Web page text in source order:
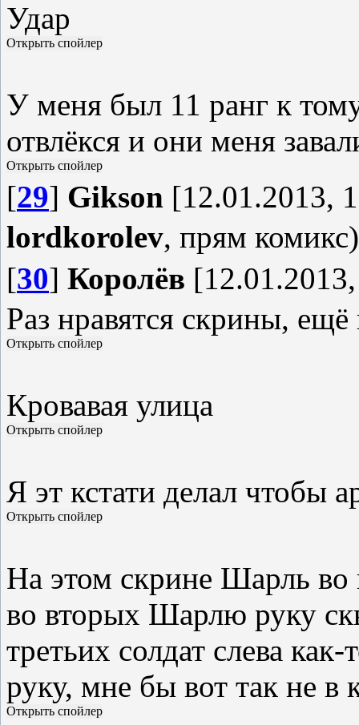
Удар
У меня был 11 ранг к
отвлёкся и они меня
[29] Gikson [12.01.2013,
lordkorolev, прям комикс)
[30] Королёв
Раз нравятся скрины,
Кровавая улица
Я эт кстати делал чтобы
На этом скрине Шарль
во вторых Шарлю руку
третьих солдат слева
руку, мне бы вот так не в